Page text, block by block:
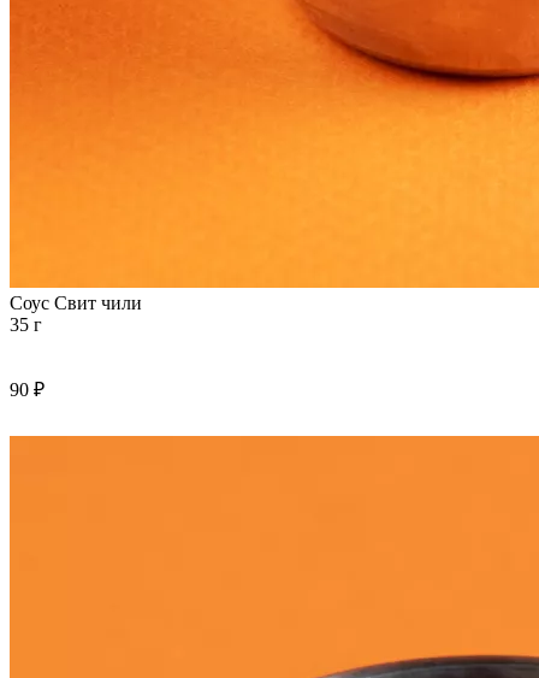
Соус Свит чили
35 г
90 ₽